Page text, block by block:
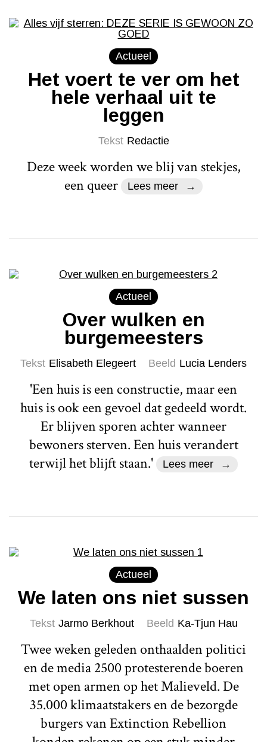
Actueel
Het voert te ver om het
hele verhaal uit te
leggen
Tekst Redactie
Deze week worden we blij van stekjes,
een queer
Lees meer
Actueel
Over wulken en
burgemeesters
Tekst Elisabeth Elegeert Beeld Lucia Lenders
'Een huis is een constructie, maar een
huis is ook een gevoel dat gedeeld wordt.
Er blijven sporen achter wanneer
bewoners sterven. Een huis verandert
terwijl het blijft staan.'
Lees meer
Actueel
We laten ons niet sussen
Tekst Jarmo Berkhout Beeld Ka-Tjun Hau
Twee weken geleden onthaalden politici
en de media 2500 protesterende boeren
met open armen op het Malieveld. De
35.000 klimaatstakers en de bezorgde
burgers van Extinction Rebellion